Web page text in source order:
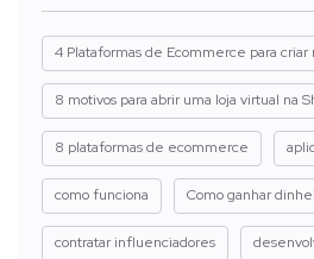
4 Plataformas de Ecommerce para criar
8 motivos para abrir uma loja virtual na
8 plataformas de ecommerce
como funciona Como ganhar
contratar influenciadores